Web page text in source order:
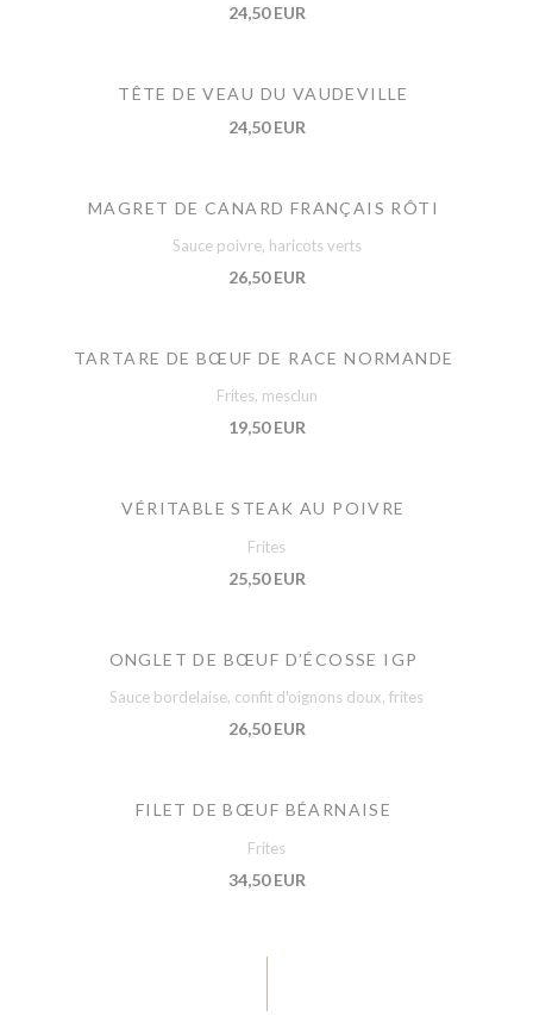
24,50 EUR
TÊTE DE VEAU DU VAUDEVILLE
24,50 EUR
MAGRET DE CANARD FRANÇAIS RÔTI
Sauce poivre, haricots verts
26,50 EUR
TARTARE DE BŒUF DE RACE NORMANDE
Frites, mesclun
19,50 EUR
VÉRITABLE STEAK AU POIVRE
Frites
25,50 EUR
ONGLET DE BŒUF D’ÉCOSSE IGP
Sauce bordelaise, confit d'oignons doux, frites
26,50 EUR
FILET DE BŒUF BÉARNAISE
Frites
34,50 EUR